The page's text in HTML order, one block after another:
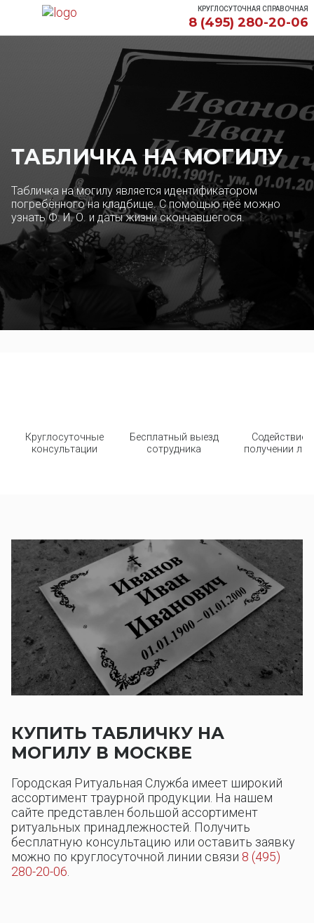
КРУГЛОСУТОЧНАЯ СПРАВОЧНАЯ
8 (495) 280-20-06
ТАБЛИЧКА НА МОГИЛУ
Табличка на могилу является идентификатором
погребённого на кладбище. С помощью неё можно
узнать Ф. И. О. и даты жизни скончавшегося.
Круглосуточные
консультации
Бесплатный выезд
сотрудника
Содействие в
получении
КУПИТЬ ТАБЛИЧКУ НА
МОГИЛУ В МОСКВЕ
Городская Ритуальная Служба имеет широкий
ассортимент траурной продукции. На нашем
сайте представлен большой ассортимент
ритуальных принадлежностей. Получить
бесплатную консультацию или оставить заявку
можно по круглосуточной линии связи 8 (495)
280-20-06.